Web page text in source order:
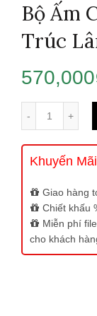
Bộ Ấm
Trúc
570,000
Khuyến Mãi
Giao hàng
Chiết khấu
Miễn phí
cho khách